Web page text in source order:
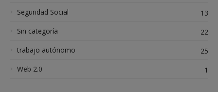
Seguridad Social
13
Sin categoría
22
trabajo autónomo
25
Web 2.0
1